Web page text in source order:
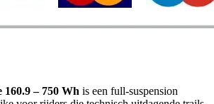
160.9 – 750 Wh is een full-suspension